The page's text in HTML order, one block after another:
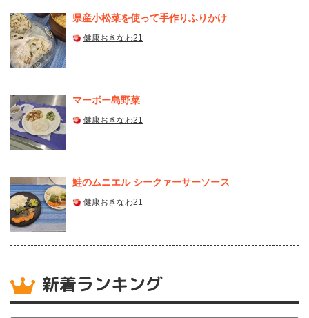
県産⼩松菜を使って⼿作りふりかけ
健康おきなわ21
マーボー島野菜
健康おきなわ21
鮭のムニエル シークァーサーソース
健康おきなわ21
新着ランキング